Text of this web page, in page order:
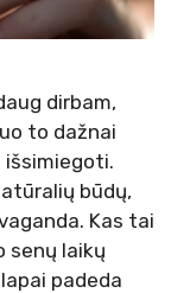
dirbam,
to dažnai
būdų,
Kas tai
senų laikų
padeda